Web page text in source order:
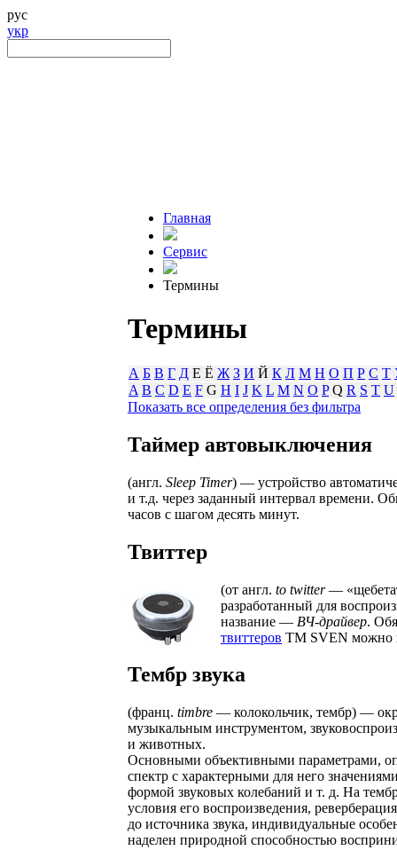
рус
укр
Главная
Сервис
Термины
Термины
А Б В Г Д Е Ё Ж З И Й К Л М Н О П Р С Т
A B C D E F G H I J K L M N O PQ R S T U
Показать все определения без фильтра
Таймер автовыключения
(англ. Sleep Timer) — устройство
и т.д. через заданный интервал времени.
часов с шагом десять минут.
Твиттер
(от англ. to twitter—
разработанный для
название — ВЧ-драйвер.
твиттеров ТМ SVEN можно
Тембр звука
(франц. timbre — колокольчик, тембр) —
музыкальным инструментом,
и животных.
Основными объективными параметрами,
спектр с характерными для него
формой звуковых колебаний и т. д. На
условия его воспроизведения,
до источника звука, индивидуальные
наделен природной способностью